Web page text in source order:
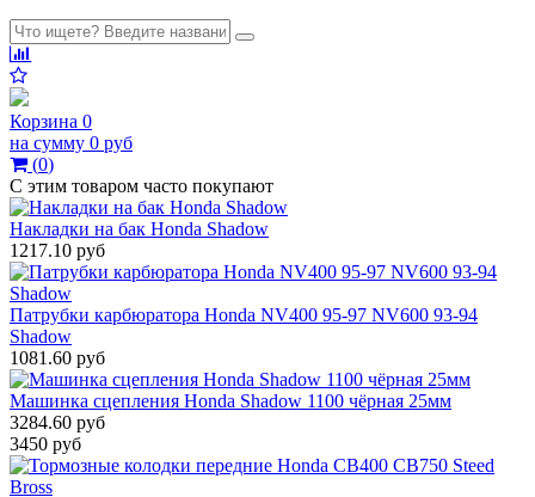
Корзина 0
на сумму 0 руб
(0)
С этим товаром часто покупают
Накладки на бак Honda Shadow
1217.10 руб
Патрубки карбюратора Honda NV400 95-97 NV600 93-94
Shadow
1081.60 руб
Машинка сцепления Honda Shadow 1100 чёрная 25мм
3284.60 руб
3450 руб